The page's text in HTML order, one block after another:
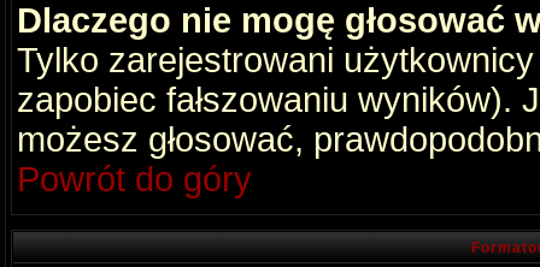
Dlaczego nie mogę głosować
Tylko zarejestrowani
zapobiec fałszowaniu wyników).
możesz głosować,
Powrót do góry